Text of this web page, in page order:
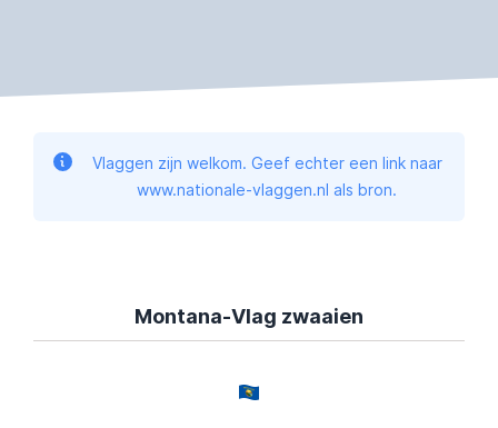
Vlaggen zijn welkom. Geef echter een link naar
www.nationale-vlaggen.nl als bron.
Montana-Vlag zwaaien